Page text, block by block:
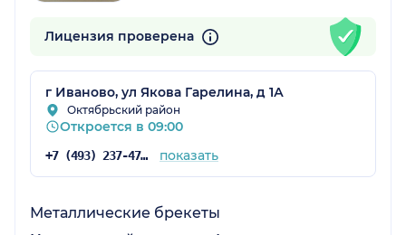
Лицензия проверена
г Иваново, ул Якова Гарелина, д 1А
Октябрьский район
Откроется в 09:00
+7 (493) 237-47-67 показать
Металлические брекеты